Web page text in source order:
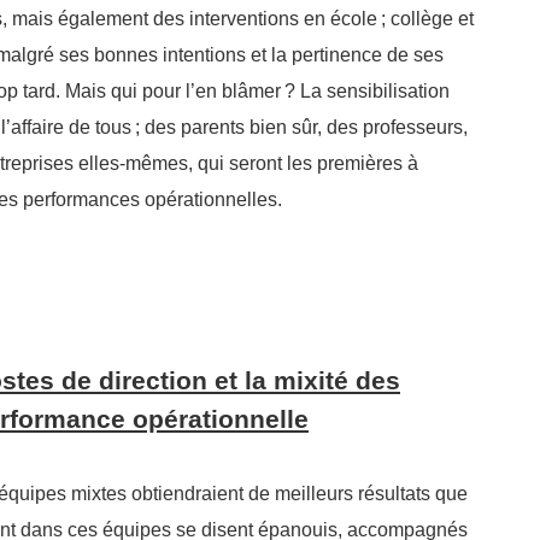
mais également des interventions en école ; collège et
ses bonnes intentions et la pertinence de ses
tard. Mais qui pour l’en blâmer? La sensibilisation
de tous ; des parents bien sûr, des professeurs,
elles-mêmes, qui seront les premières à
performances opérationnelles.
de direction et la mixité des
opérationnelle
mixtes obtiendraient de meilleurs résultats que
dans ces équipes se disent épanouis, accompagnés